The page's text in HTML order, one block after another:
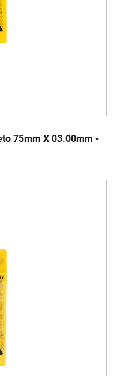
75mm X 03.00mm -